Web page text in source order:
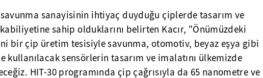
sanayisinin ihtiyaç duyduğu çiplerde tasarım ve
sahip olduklarını belirten Kacır, "Önümüzdeki
bir çip üretim tesisiyle savunma, otomotiv, beyaz eşya gibi
kullanılacak sensörlerin tasarım ve imalatını ülkemizde
HIT-30 programında çip çağrısıyla da 65 nanometre ve